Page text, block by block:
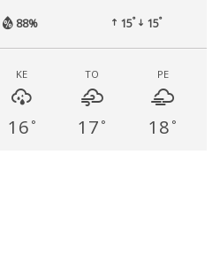
88% 15° 15°
KE
16 °
TO
17 °
PE
18 °